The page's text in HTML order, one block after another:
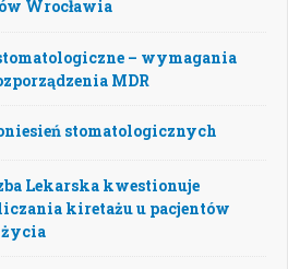
Wrocławia
– wymagania
MDR
stomatologicznych
Lekarska kwestionuje
kiretażu u pacjentów
życia